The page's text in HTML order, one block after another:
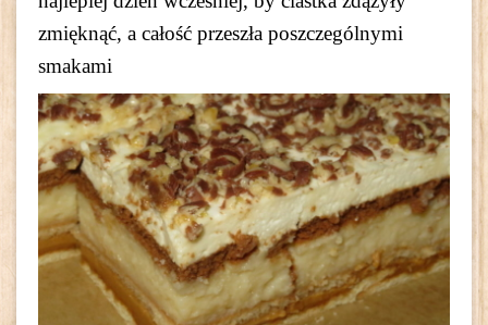
zmięknąć, a całość przeszła poszczególnymi
smakami